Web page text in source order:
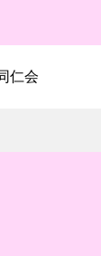
仁会